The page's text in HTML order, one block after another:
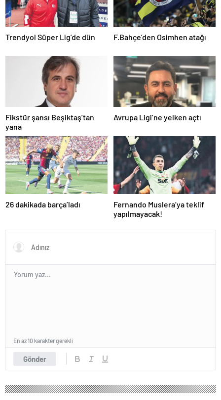
Trendyol Süper Lig’de dün F.Bahçe’den Osimhen atağı
Fikstür şansı Beşiktaş’tan
yana
Avrupa Ligi’ne yelken açtı
26 dakikada barça’ladı
Fernando Muslera’ya teklif
yapılmayacak!
Gönder
En az 10 karakter gerekli